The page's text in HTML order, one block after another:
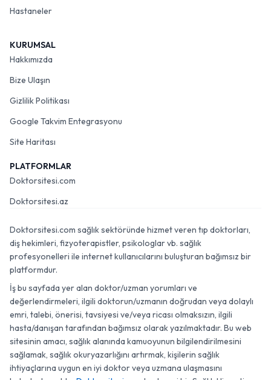
Hastaneler
KURUMSAL
Hakkımızda
Bize Ulaşın
Gizlilik Politikası
Google Takvim Entegrasyonu
Site Haritası
PLATFORMLAR
Doktorsitesi.com
Doktorsitesi.az
Doktorsitesi.com sağlık sektöründe hizmet veren tıp doktorları,
diş hekimleri, fizyoterapistler, psikologlar vb. sağlık
profesyonelleri ile internet kullanıcılarını buluşturan bağımsız bir
platformdur.
İş bu sayfada yer alan doktor/uzman yorumları ve
değerlendirmeleri, ilgili doktorun/uzmanın doğrudan veya dolaylı
emri, talebi, önerisi, tavsiyesi ve/veya ricası olmaksızın, ilgili
hasta/danışan tarafından bağımsız olarak yazılmaktadır. Bu web
sitesinin amacı, sağlık alanında kamuoyunun bilgilendirilmesini
sağlamak, sağlık okuryazarlığını artırmak, kişilerin sağlık
ihtiyaçlarına uygun en iyi doktor veya uzmana ulaşmasını